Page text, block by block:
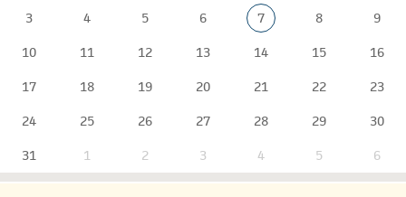
3
4 5 6 7 8
9
10
11 12 13 14 15
16
17
18 19 20 21 22
23
24
25 26 27 28 29
30
31
1 2 3 4 5 6